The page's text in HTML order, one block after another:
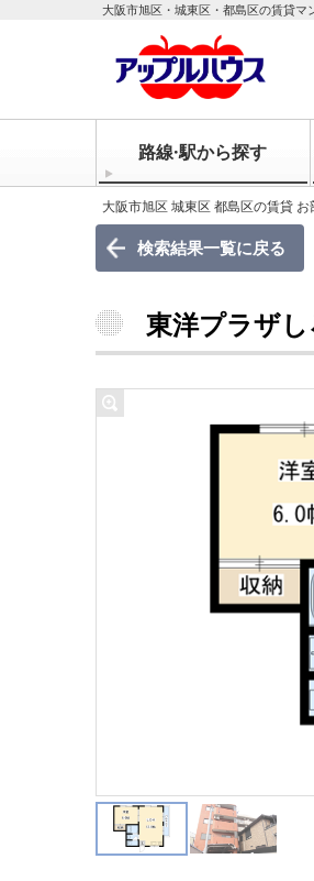
大阪市旭区・城東区・都島区の賃貸マ
路線·駅から探す
大阪市旭区 城東区 都島区の賃貸
検索結果一覧に戻る
東洋プラザ